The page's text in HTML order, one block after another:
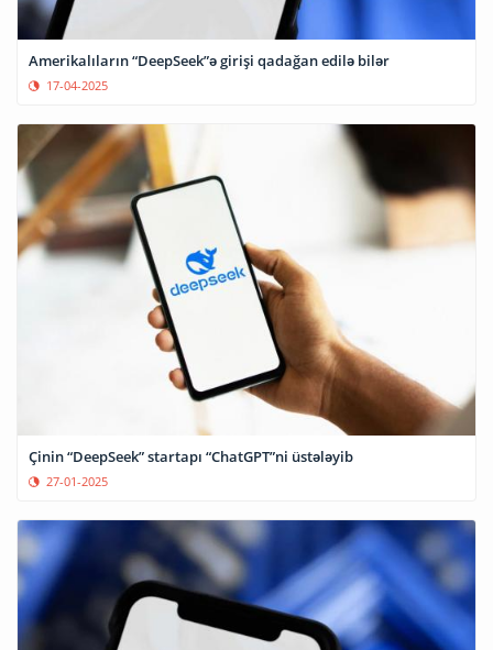
Amerikalıların “DeepSeek”ə girişi qadağan edilə bilər
17-04-2025
Çinin “DeepSeek” startapı “ChatGPT”ni üstələyib
27-01-2025